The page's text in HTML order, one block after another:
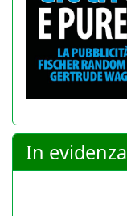
In evidenza